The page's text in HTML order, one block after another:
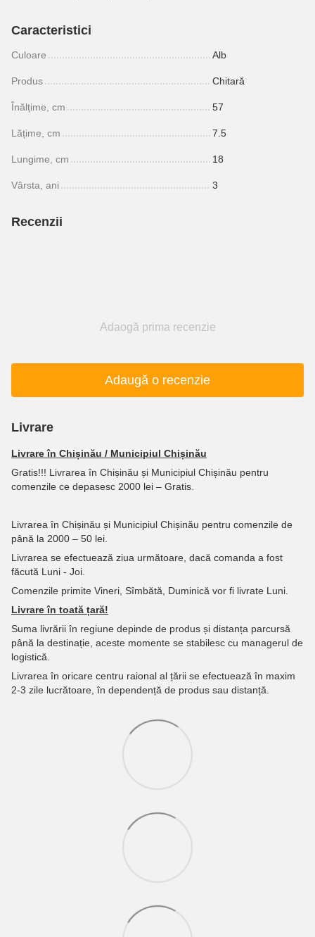
Caracteristici
Culoare Alb
Produs Chitară
Înălțime, cm 57
Lățime, cm 7.5
Lungime, cm 18
Vârsta, ani 3
Recenzii
Adaogă prima recenzie
Adaugă o recenzie
Livrare
Livrare în Chișinău / Municipiul Chișinău
Gratis!!! Livrarea în Chișinău și Municipiul Chișinău pentru
comenzile ce depasesc 2000 lei – Gratis.
Livrarea în Chișinău și Municipiul Chișinău pentru comenzile de
până la 2000 – 50 lei.
Livrarea se efectuează ziua următoare, dacă comanda a fost
făcută Luni - Joi.
Comenzile primite Vineri, Sîmbătă, Duminică vor fi livrate Luni.
Livrare în toată țară!
Suma livrării în regiune depinde de produs și distanța parcursă
până la destinație, aceste momente se stabilesc cu managerul de
logistică.
Livrarea în oricare centru raional al țării se efectuează în maxim
2-3 zile lucrătoare, în dependență de produs sau distanță.